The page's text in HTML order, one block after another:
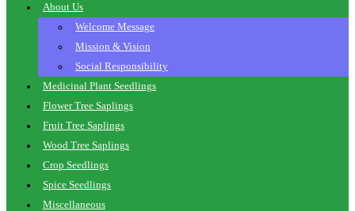
About Us
Welcome Message
Mission & Vision
Social Responsibility
Medicinal Plant Seedlings
Flower Tree Saplings
Fruit Tree Saplings
Wood Tree Saplings
Crop Seedlings
Spice Seedlings
Miscellaneous